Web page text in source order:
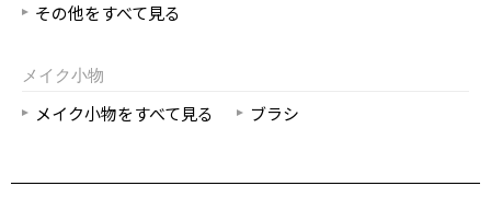
その他をすべて見る
メイク小物
メイク小物をすべて見る ブラシ